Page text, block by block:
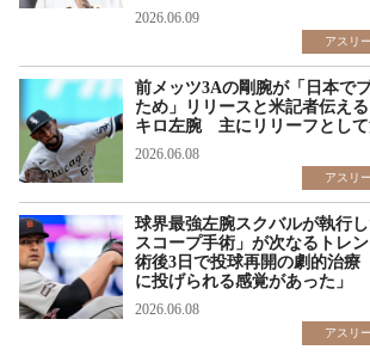
2026.06.09
アスリ
前メッツ3Aの剛腕が「日本で
ため」リリースと米記者伝え
キロ左腕 主にリリーフとし
2026.06.08
アスリ
球界最強左腕スクバルが執行
スコープ手術」が次なるトレ
術後3日で投球再開の劇的治療
に投げられる感覚があった」
2026.06.08
アスリ